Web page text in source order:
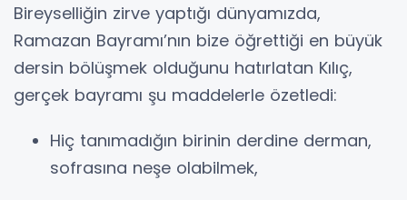
Bireyselliğin zirve yaptığı dünyamızda,
Ramazan Bayramı’nın bize öğrettiği en büyük
dersin bölüşmek olduğunu hatırlatan Kılıç,
gerçek bayramı şu maddelerle özetledi:
Hiç tanımadığın birinin derdine derman,
sofrasına neşe olabilmek,